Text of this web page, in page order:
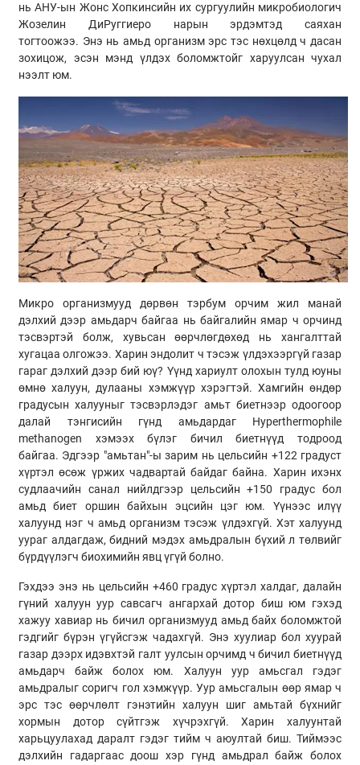
нь АНУ-ын Жонс Хопкинсийн их сургуулийн микробиологич
Жозелин ДиРуггиеро нарын эрдэмтэд саяхан
тогтоожээ. Энэ нь амьд организм эрс тэс нөхцөлд ч дасан
зохицож, эсэн мэнд үлдэх боломжтойг харуулсан чухал
нээлт юм.
Микро организмууд дөрвөн тэрбум орчим жил манай
дэлхий дээр амьдарч байгаа нь байгалийн ямар ч орчинд
тэсвэртэй болж, хувьсан өөрчлөгдөхөд нь хангалттай
хугацаа олгожээ. Харин эндолит ч тэсэж үлдэхээргүй газар
гараг дэлхий дээр бий юү? Үүнд хариулт олохын тулд юуны
өмнө халуун, дулааны хэмжүүр хэрэгтэй. Хамгийн өндөр
градусын халууныг тэсвэрлэдэг амьт биетнээр одоогоор
далай тэнгисийн гүнд амьдардаг Нуperthermophile
methanogen хэмээх бүлэг бичил биетнүүд тодроод
байгаа. Эдгээр "амьтан"-ы зарим нь цельсийн +122 градуст
хүртэл өсөж үржих чадвартай байдаг байна. Харин ихэнх
судлаачийн санал нийлдгээр цельсийн +150 градус бол
амьд биет оршин байхын эцсийн цэг юм. Үүнээс илүү
халуунд нэг ч амьд организм тэсэж үлдэхгүй. Хэт халуунд
уураг алдагдаж, бидний мэдэх амьдралын бүхий л төлвийг
бүрдүүлэгч биохимийн явц үгүй болно.
Гэхдээ энэ нь цельсийн +460 градус хүртэл халдаг, далайн
гүний халуун уур савсагч ангархай дотор биш юм гэхэд
хажуу хавиар нь бичил организмууд амьд байх боломжтой
гэдгийг бүрэн үгүйсгэж чадахгүй. Энэ хуулиар бол хуурай
газар дээрх идэвхтэй галт уулсын орчимд ч бичил биетнүүд
амьдарч байж болох юм. Халуун уур амьсгал гэдэг
амьдралыг соригч гол хэмжүүр. Уур амьсгалын өөр ямар ч
эрс тэс өөрчлөлт гэнэтийн халуун шиг амьтай бүхнийг
хормын дотор сүйтгэж хүчрэхгүй. Харин халуунтай
харьцуулахад даралт гэдэг тийм ч аюултай биш. Тиймээс
дэлхийн гадаргаас доош хэр гүнд амьдрал байж болох